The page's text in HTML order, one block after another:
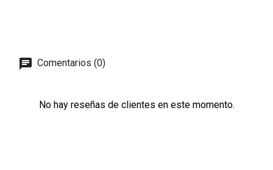
Comentarios (0)
No hay reseñas de clientes en este momento.